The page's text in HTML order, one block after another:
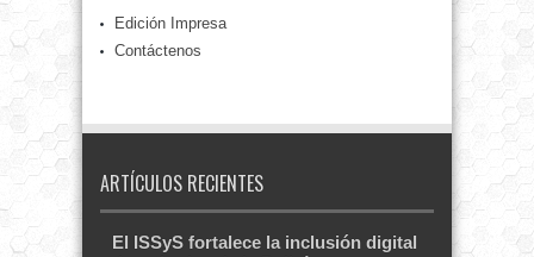
Edición Impresa
Contáctenos
ARTÍCULOS RECIENTES
El ISSyS fortalece la inclusión digital